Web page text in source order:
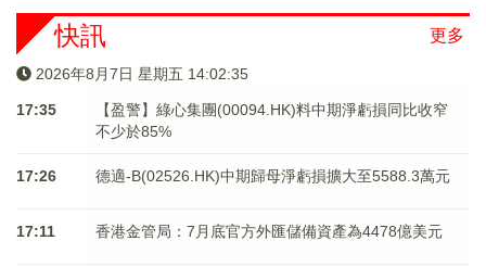
更多
快訊
2026年8月7日 星期五 14:02:35
17:35
【盈警】綠心集團(00094.HK)料中期淨虧損同比收窄
不少於85%
17:26 德適-B(02526.HK)中期歸母淨虧損擴大至5588.3萬元
17:11 香港金管局：7月底官方外匯儲備資產為4478億美元